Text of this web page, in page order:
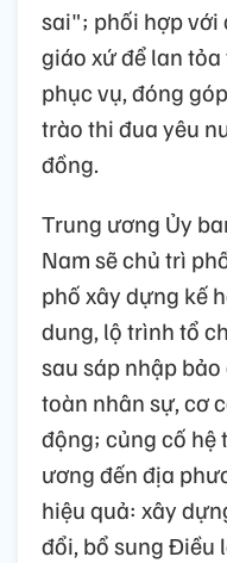
sai"; phối hợp với
giáo xứ để lan
phục vụ, đóng
trào thi đua yêu
đồng.
Trung ương Ủy
Nam sẽ chủ trì
phố xây dựng kế
dung, lộ trình tổ
sau sáp nhập
toàn nhân sự, cơ
động; củng cố hệ
ương đến địa
hiệu quả: xây
đổi, bổ sung Điều